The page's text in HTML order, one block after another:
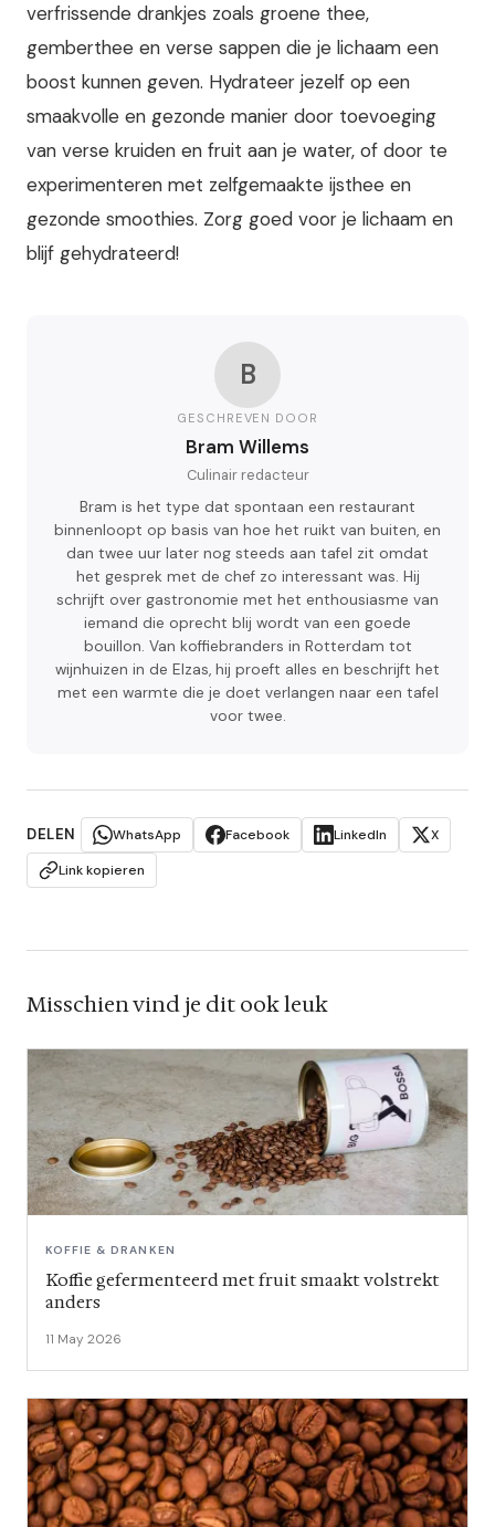
verfrissende drankjes zoals groene thee,
gemberthee en verse sappen die je lichaam een
boost kunnen geven. Hydrateer jezelf op een
smaakvolle en gezonde manier door toevoeging
van verse kruiden en fruit aan je water, of door te
experimenteren met zelfgemaakte ijsthee en
gezonde smoothies. Zorg goed voor je lichaam en
blijf gehydrateerd!
B
GESCHREVEN DOOR
Bram Willems
Culinair redacteur
Bram is het type dat spontaan een restaurant
binnenloopt op basis van hoe het ruikt van buiten, en
dan twee uur later nog steeds aan tafel zit omdat
het gesprek met de chef zo interessant was. Hij
schrijft over gastronomie met het enthousiasme van
iemand die oprecht blij wordt van een goede
bouillon. Van koffiebranders in Rotterdam tot
wijnhuizen in de Elzas, hij proeft alles en beschrijft het
met een warmte die je doet verlangen naar een tafel
voor twee.
DELEN WhatsApp Facebook LinkedIn
X
Link kopieren
Misschien vind je dit ook leuk
KOFFIE & DRANKEN
Koffie gefermenteerd met fruit smaakt volstrekt
anders
11 May 2026